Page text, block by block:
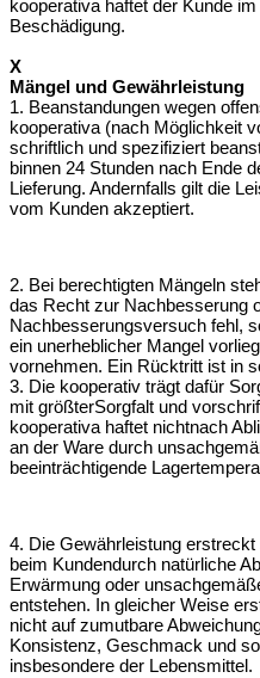
kooperativa haftet der Kunde
Beschädigung.
X
Mängel und Gewährleistung
1. Beanstandungen wegen
kooperativa (nach Möglichkeit
schriftlich und spezifiziert
binnen 24 Stunden nach Ende
Lieferung. Andernfalls gilt die
vom Kunden akzeptiert.
2. Bei berechtigten Mängeln
das Recht zur Nachbesserung
Nachbesserungsversuch fehl,
ein unerheblicher Mangel
vornehmen. Ein Rücktritt ist in
3. Die kooperativ trägt dafür
mit größterSorgfalt und
kooperativa haftet nichtnach
an der Ware durch
beeinträchtigende
4. Die Gewährleistung
beim Kundendurch natürliche
Erwärmung oder
entstehen. In gleicher Weise
nicht auf zumutbare
Konsistenz, Geschmack und
insbesondere der Lebensmittel.